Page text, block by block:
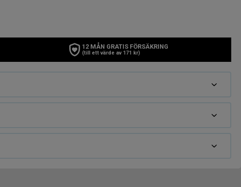
12 MÅN GRATIS FÖRSÄKRING
(till ett värde av 171 kr)